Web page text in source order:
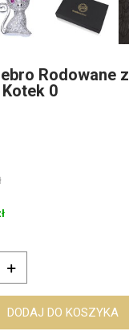
Rodowane z
0

DODAJ DO KOSZYKA